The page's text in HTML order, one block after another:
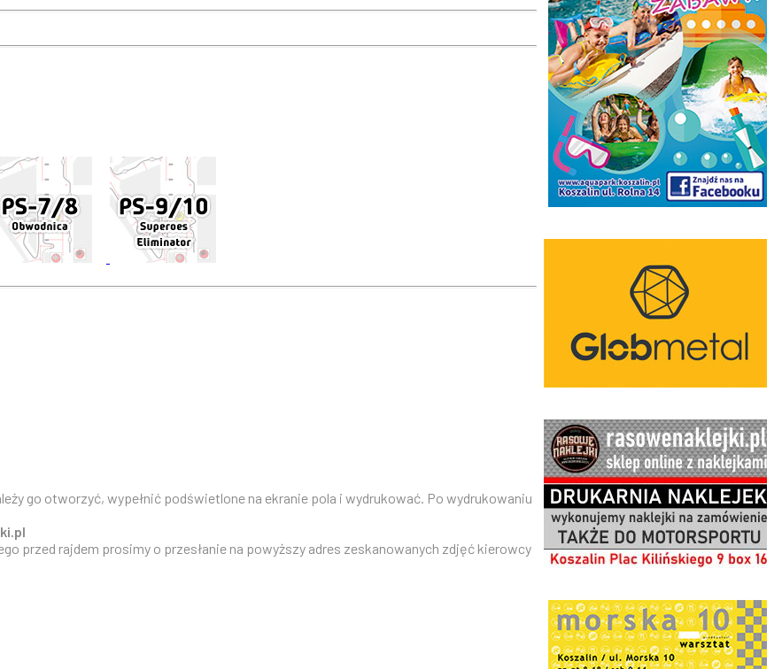
go otworzyć, wypełnić podświetlone na ekranie pola i wydrukować. Po wydrukowaniu
przed rajdem prosimy o przesłanie na powyższy adres zeskanowanych zdjęć kierowcy